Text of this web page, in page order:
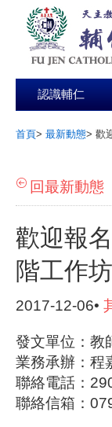
認識輔仁
首頁> 最新動態> 歡
回最新動態
歡迎報
階工作坊
2017-12-06•
發文單位：教
業務承辦：程
聯絡電話：
聯絡信箱：